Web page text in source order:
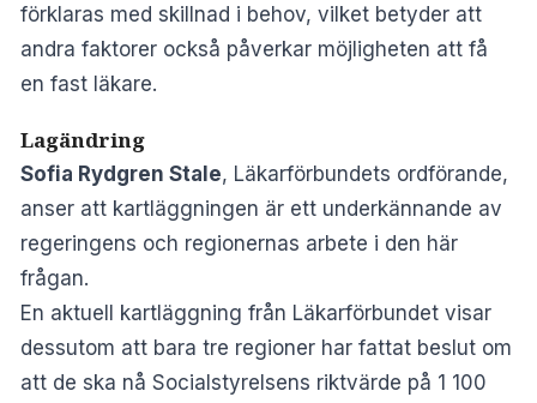
förklaras med skillnad i behov, vilket betyder att
andra faktorer också påverkar möjligheten att få
en fast läkare.
Lagändring
Sofia Rydgren Stale, Läkarförbundets ordförande,
anser att kartläggningen är ett underkännande av
regeringens och regionernas arbete i den här
frågan.
En aktuell kartläggning från Läkarförbundet visar
dessutom att bara tre regioner har fattat beslut om
att de ska nå Socialstyrelsens riktvärde på 1 100